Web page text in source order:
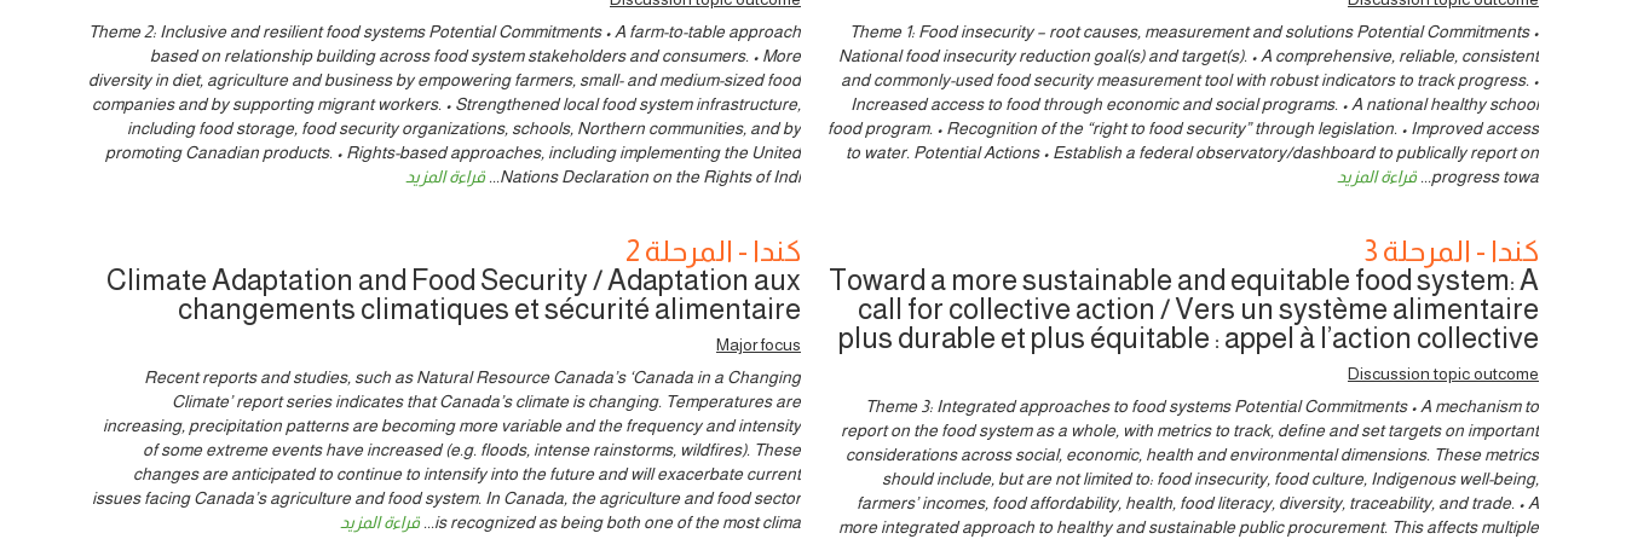
Theme 1: Food insecurity – root causes, measurement and solutions Potential Commitments •
National food insecurity reduction goal(s) and target(s). • A comprehensive, reliable, consistent
and commonly-used food security measurement tool with robust indicators to track progress. •
Increased access to food through economic and social programs. • A national healthy school
food program. • Recognition of the “right to food security” through legislation. • Improved access
to water. Potential Actions • Establish a federal observatory/dashboard to publically report on
progress towa
... قراءة المزيد
Theme 2: Inclusive and resilient food systems Potential Commitments • A farm-to-table approach
based on relationship building across food system stakeholders and consumers. • More
diversity in diet, agriculture and business by empowering farmers, small- and medium-sized food
companies and by supporting migrant workers. • Strengthened local food system infrastructure,
including food storage, food security organizations, schools, Northern communities, and by
promoting Canadian products. • Rights-based approaches, including implementing the United
Nations Declaration on the Rights of Indi
... قراءة المزيد
كندا - المرحلة 3
Toward a more sustainable and equitable food system: A
call for collective action / Vers un système alimentaire
plus durable et plus équitable : appel à l’action collective
Discussion topic outcome
Theme 3: Integrated approaches to food systems Potential Commitments • A mechanism to
report on the food system as a whole, with metrics to track, define and set targets on important
considerations across social, economic, health and environmental dimensions. These metrics
should include, but are not limited to: food insecurity, food culture, Indigenous well-being,
farmers’ incomes, food affordability, health, food literacy, diversity, traceability, and trade. • A
more integrated approach to healthy and sustainable public procurement. This affects multiple
كندا - المرحلة 2
Climate Adaptation and Food Security / Adaptation aux
changements climatiques et sécurité alimentaire
Major focus
Recent reports and studies, such as Natural Resource Canada’s ‘Canada in a Changing
Climate’ report series indicates that Canada’s climate is changing. Temperatures are
increasing, precipitation patterns are becoming more variable and the frequency and intensity
of some extreme events have increased (e.g. floods, intense rainstorms, wildfires). These
changes are anticipated to continue to intensify into the future and will exacerbate current
issues facing Canada’s agriculture and food system. In Canada, the agriculture and food sector
is recognized as being both one of the most clima
... قراءة المزيد